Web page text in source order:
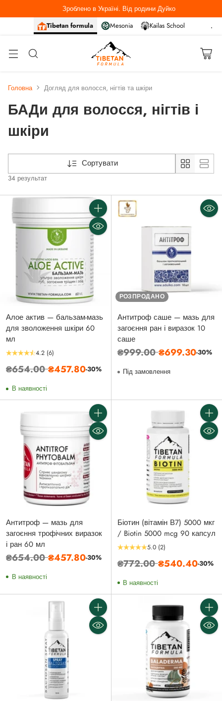
Tibetan formula Mesonia Kailas School
Зроблено в Україні. Від родини Дуйко
Головна Догляд для волосся, нігтів та шкіри
БАДи для волосся, нігтів і
шкіри
Сортувати
34 результат
Кількість
Алое актив — бальзам-мазь
для зволоження шкіри 60
мл
4.2 (6)
Звичайна
₴654.00₴457.80-30%
В наявності
РОЗПРОДАНО
Антитроф саше — мазь для
загоєння ран і виразок 10
саше
Звичайна
₴999.00₴699.30-30%
Під замовлення
Кількість
Антитроф — мазь для
загоєння трофічних виразок
і ран 60 мл
Звичайна
₴654.00₴457.80-30%
В наявності
Біотин (вітамін В7) 5000 мкг
/ Biotin 5000 mcg 90 капсул
5.0 (2)
Звичайна
₴772.00₴540.40-30%
В наявності
Кількість